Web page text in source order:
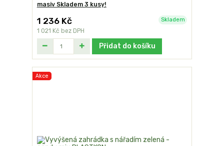
masiv Skladem 3 kusy!
1 236 Kč
1 021 Kč bez DPH
Skladem
Přidat do košíku
Akce